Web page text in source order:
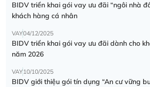
BIDV triển khai gói vay ưu đãi “ngôi nhà
khách hàng cá nhân
VAY04/12/2025
BIDV triển khai gói vay ưu đãi dành cho
năm 2026
VAY10/10/2025
BIDV giới thiệu gói tín dụng “An cư vững